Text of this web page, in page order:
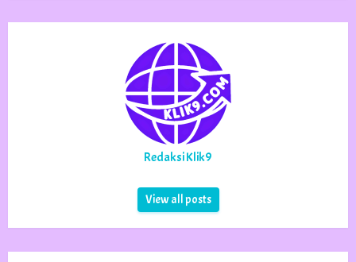
Redaksi Klik9
View all posts